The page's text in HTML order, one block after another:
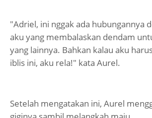
"Adriel, ini nggak ada hubungannya
aku yang membalaskan dendam
yang lainnya. Bahkan kalau aku
iblis ini, aku rela!" kata Aurel.
Setelah mengatakan ini, Aurel